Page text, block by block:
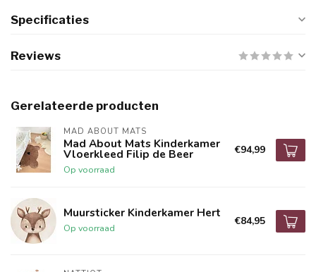
Specificaties
Reviews
Gerelateerde producten
MAD ABOUT MATS
Mad About Mats Kinderkamer
Vloerkleed Filip de Beer
Op voorraad
€94,99
Muursticker Kinderkamer Hert
Op voorraad
€84,95